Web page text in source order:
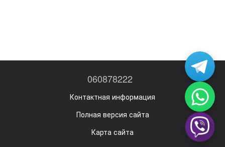
060878222
Контактная информация
Полная версия сайта
Карта сайта